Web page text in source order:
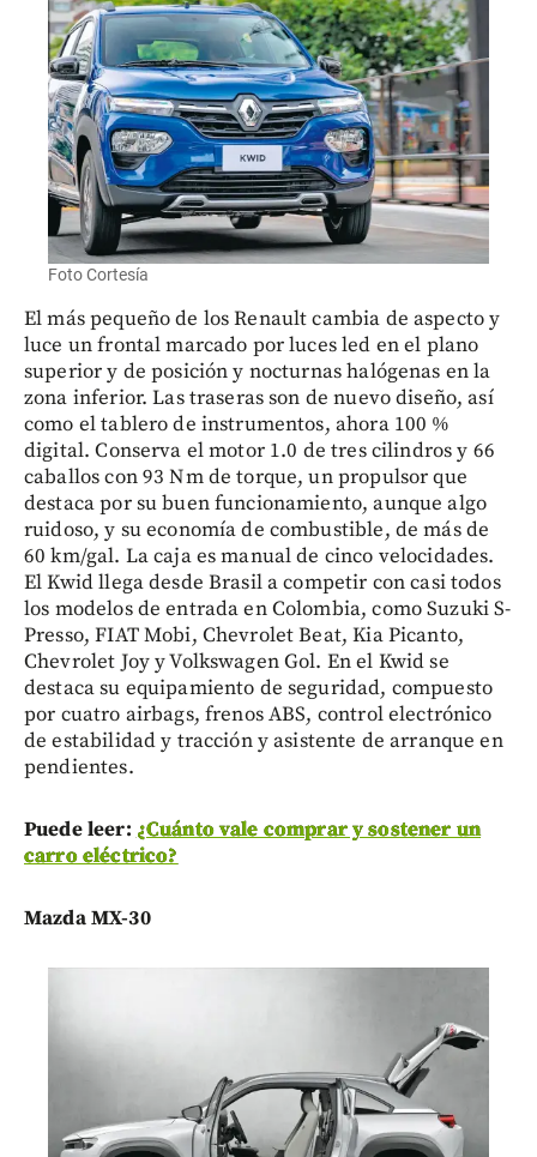
Foto Cortesía
El más pequeño de los Renault cambia de aspecto y
luce un frontal marcado por luces led en el plano
superior y de posición y nocturnas halógenas en la
zona inferior. Las traseras son de nuevo diseño, así
como el tablero de instrumentos, ahora 100 %
digital. Conserva el motor 1.0 de tres cilindros y 66
caballos con 93 Nm de torque, un propulsor que
destaca por su buen funcionamiento, aunque algo
ruidoso, y su economía de combustible, de más de
60 km/gal. La caja es manual de cinco velocidades.
El Kwid llega desde Brasil a competir con casi todos
los modelos de entrada en Colombia, como Suzuki S-
Presso, FIAT Mobi, Chevrolet Beat, Kia Picanto,
Chevrolet Joy y Volkswagen Gol. En el Kwid se
destaca su equipamiento de seguridad, compuesto
por cuatro airbags, frenos ABS, control electrónico
de estabilidad y tracción y asistente de arranque en
pendientes.
Puede leer: ¿Cuánto vale comprar y sostener un
carro eléctrico?
Mazda MX-30